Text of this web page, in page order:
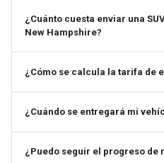
¿Cuánto cuesta enviar una
New Hampshire?
¿Cómo se calcula la tarifa de
¿Cuándo se entregará mi
¿Puedo seguir el progreso de